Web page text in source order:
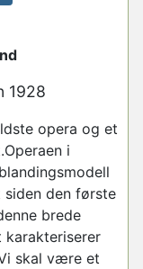
1928
opera og et
i
den første
brede
skal være et